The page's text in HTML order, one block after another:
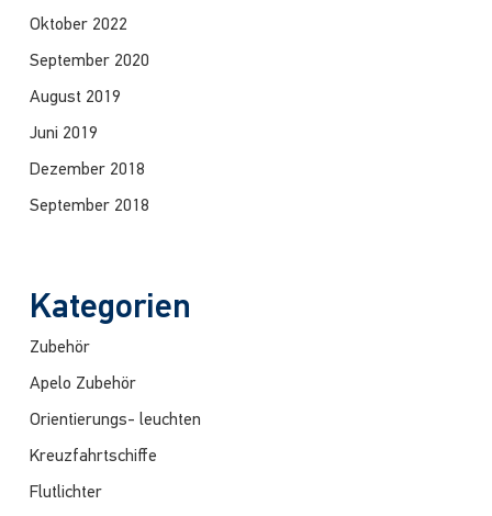
Oktober 2022
September 2020
August 2019
Juni 2019
Dezember 2018
September 2018
Kategorien
Zubehör
Apelo Zubehör
Orientierungs- leuchten
Kreuzfahrtschiffe
Flutlichter